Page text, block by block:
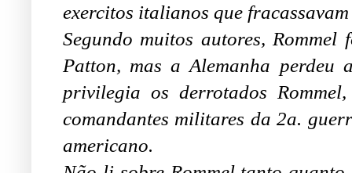
exercitos italianos que
Segundo muitos autores,
Patton, mas a Alemanha
privilegia os derrotados
comandantes militares da 2a.
americano.